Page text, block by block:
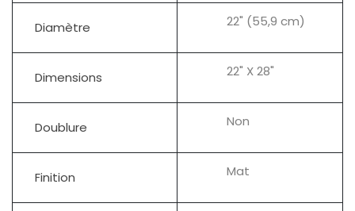
Diamètre 22" (55,9 cm)
Dimensions 22" X 28"
Doublure Non
Finition Mat